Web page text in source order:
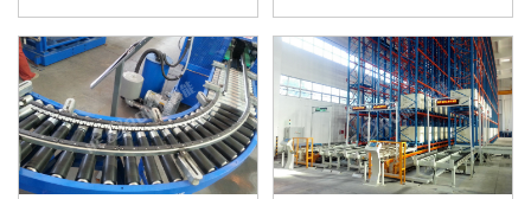
그룹의 전액 출자 자회사
로, 첨단 배터리 연구개발,
생산, 판매 및 재활용을 전
문으로 하는 종합적인 하
이테크 기업입니다.
리 극판의 생산과 판매를
전문으로 하며, 녹색 동력
을 제공하고 순환 경제를
발전시키며, 인간의 아름
다운 삶을 지속적으로 창
조하는 것을 경영 철학으
로 삼고 있습니다.